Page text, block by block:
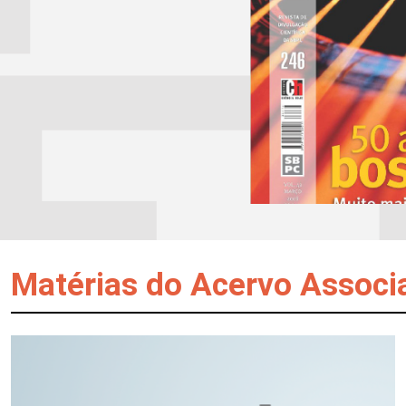
Matérias do Acervo